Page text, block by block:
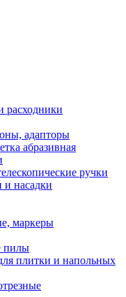
расходники
адапторы
абразивная
ручки
и насадки
маркеры
пилы
плитки и напольных